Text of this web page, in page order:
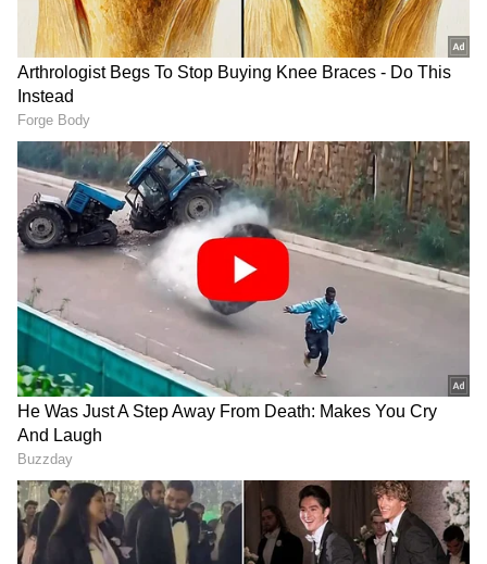
Image Credit :Google
ఎయిర్‌పోర్ట్ నుంచి స్కిల్ యూనివర్సిటీ వరకు కొత్త
కారిడార్
రాష్ట్ర ప్రభుత్వం అత్యంత ప్రాధాన్యంగా భావిస్తున్న
ప్రాజెక్టుల్లో శంషాబాద్ విమానాశ్రయం నుంచి ఫ్యూచర్ సిటీలో
నిర్మించనున్న స్కిల్ యూనివర్సిటీ వరకు ప్రతిపాదించిన కొత్త
మెట్రో మార్గం ప్రధానంగా నిలుస్తోంది. దాదాపు 40
కిలోమీటర్ల పొడవు గల ఈ కారిడార్‌ను మెట్రో మూడో దశలో
చేపట్టాలని సీఎం రేవంత్ రెడ్డి కేంద్ర ప్రభుత్వాన్ని కోరారు. ఈ
మార్గాన్ని ప్రత్యేకంగా వేగవంతమైన ప్రయాణాన్ని దృష్టిలో
పెట్టుకొని డిజైన్ చేశారు. ఎయిర్‌పోర్ట్ నుంచి స్కిల్
యూనివర్సిటీ వరకు కేవలం 40 నిమిషాల్లో చేరుకునేలా
ప్రణాళిక సిద్ధం చేశారు. ఈ ప్రాజెక్టు భవిష్యత్ నగర
అభివృద్ధికి కీలకంగా మారనుందని అధికారులు
భావిస్తున్నారు.